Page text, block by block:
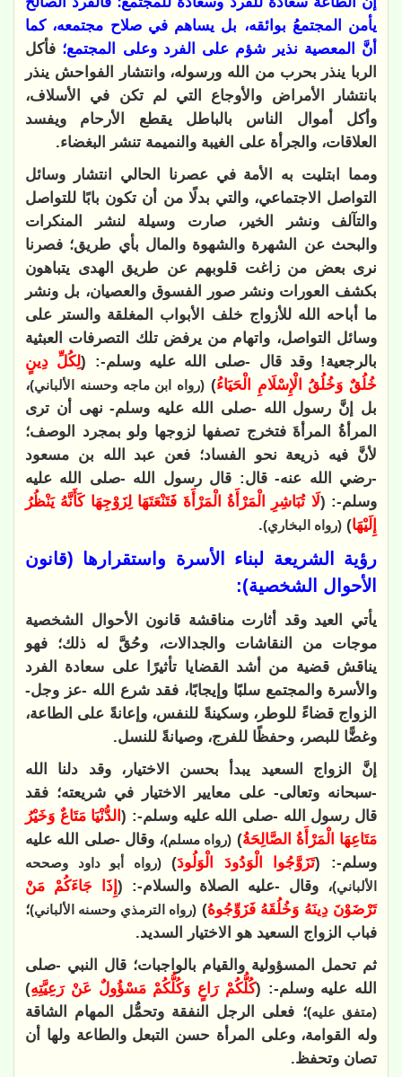
يأمن المجتمعُ بوائقه، بل يساهم في صلاح مجتمعه، كما
أنَّ المعصية نذير شؤم على الفرد وعلى المجتمع؛ فأكل
الربا ينذر بحرب من الله ورسوله، وانتشار الفواحش ينذر
بانتشار الأمراض والأوجاع التي لم تكن في الأسلاف،
وأكل أموال الناس بالباطل يقطع الأرحام ويفسد
العلاقات، والجرأة على الغيبة والنميمة تنشر البغضاء.
ومما ابتليت به الأمة في عصرنا الحالي انتشار وسائل
التواصل الاجتماعي، والتي بدلًا من أن تكون بابًا للتواصل
والتآلف ونشر الخير، صارت وسيلة لنشر المنكرات
والبحث عن الشهرة والشهوة والمال بأي طريق؛ فصرنا
نرى بعض من زاغت قلوبهم عن طريق الهدى يتباهون
بكشف العورات ونشر صور الفسوق والعصيان، بل ونشر
ما أباحه الله للأزواج خلف الأبواب المغلقة والستر على
وسائل التواصل، واتهام من يرفض تلك التصرفات العبثية
بالرجعية! وقد قال -صلى الله عليه وسلم-: (لِكُلِّ دِينٍ
خُلُقٌ وَخُلُقُ الْإِسْلَامِ الْحَيَاءُ) (رواه ابن ماجه وحسنه الألباني)،
بل إنَّ رسول الله -صلى الله عليه وسلم- نهى أن ترى
المرأةُ المرأةَ فتخرج تصفها لزوجها ولو بمجرد الوصف؛
لأنَّ فيه ذريعة نحو الفساد؛ فعن عبد الله بن مسعود
-رضي الله عنه- قال: قال رسول الله -صلى الله عليه
وسلم-: (لَا تُبَاشِرِ الْمَرْأَةُ الْمَرْأَةَ فَتَنْعَتَهَا لِزَوْجِهَا كَأَنَّهُ يَنْظُرُ
إِلَيْهَا) (رواه البخاري).
رؤية الشريعة لبناء الأسرة واستقرارها (قانون
الأحوال الشخصية):
يأتي العيد وقد أثارت مناقشة قانون الأحوال الشخصية
موجات من النقاشات والجدالات، وحُقَّ له ذلك؛ فهو
يناقش قضية من أشد القضايا تأثيرًا على سعادة الفرد
والأسرة والمجتمع سلبًا وإيجابًا، فقد شرع الله -عز وجل-
الزواج قضاءً للوطر، وسكينةً للنفس، وإعانةً على الطاعة،
وغضًّا للبصر، وحفظًا للفرج، وصيانةً للنسل.
إنَّ الزواج السعيد يبدأ بحسن الاختيار، وقد دلنا الله
-سبحانه وتعالى- على معايير الاختيار في شريعته؛ فقد
قال رسول الله -صلى الله عليه وسلم-: (الدُّنْيَا مَتَاعٌ وَخَيْرُ
مَتَاعِهَا الْمَرْأَةُ الصَّالِحَةُ) (رواه مسلم)، وقال -صلى الله عليه
وسلم-: (تَزَوَّجُوا الْوَدُودَ الْوَلُودَ)(رواه أبو داود وصححه
الألباني)، وقال -عليه الصلاة والسلام-: (إِذَا جَاءَكُمْ مَنْ
تَرْضَوْنَ دِينَهُ وَخُلُقَهُ فَزَوِّجُوهُ) (رواه الترمذي وحسنه الألباني)؛
فباب الزواج السعيد هو الاختيار السديد.
ثم تحمل المسؤولية والقيام بالواجبات؛ قال النبي -صلى
الله عليه وسلم-: (كُلُّكُمْ رَاعٍ وَكُلُّكُمْ مَسْؤُولٌ عَنْ رَعِيَّتِهِ)
(متفق عليه)؛ فعلى الرجل النفقة وتحمُّل المهام الشاقة
وله القوامة، وعلى المرأة حسن التبعل والطاعة ولها أن
تصان وتحفظ.